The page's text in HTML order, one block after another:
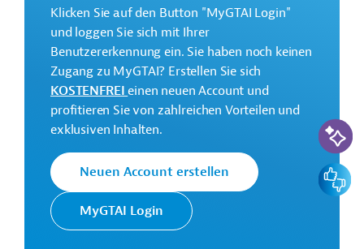
Regularien und praktische Hinweise zur
Geschäftsanbahnung.
Geberbeitrag:
1 Million US-Dollar (Zuschuss; beantragt)
Kontaktadressen
Die ADB ist die wichtigste
Klicken Sie auf den Button "MyGTAI Login"
und loggen Sie sich mit Ihrer
Benutzererkennung ein. Sie haben noch keinen
Zugang zu MyGTAI? Erstellen Sie sich
KOSTENFREIeinen neuen Account und
profitieren Sie von zahlreichen Vorteilen und
exklusiven Inhalten.
Neuen Account erstellen
MyGTAI Login
KI-